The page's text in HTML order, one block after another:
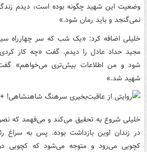
وضعیت این شهید چگونه بوده است، دیدم
نمی‌گنجد و باید رمان شود.»
خلیلی اضافه کرد: «یک شب که سر چهارراه
مجید حداد عادل را دیدم. گفت «چه کار
شود و من اطلاعات بیش‌تری می‌خواهم»
شهید شد.»
خلیلی شروع به تحقیق می‌کند و می‌فهمد که
در زندان اوین بازداشت بوده. پس به سراغ
کچویی می‌رود و متوجه می‌شود که کچویی